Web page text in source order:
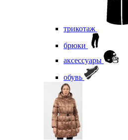
трикотаж
брюки
аксессуары
обувь